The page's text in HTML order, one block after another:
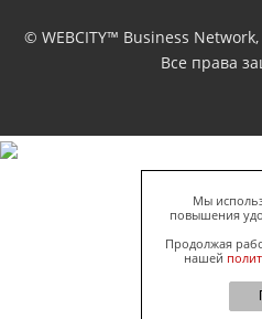
© WEBCITY™ Business
Все права
Мы
повышения
Продолжая
нашей